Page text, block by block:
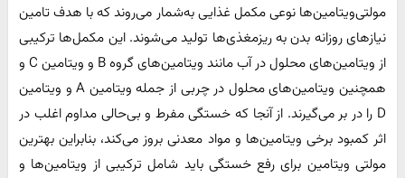
مولتی‌ویتامین‌ها نوعی مکمل غذایی به‌شمار می‌روند که با هدف تامین
نیازهای روزانه بدن به ریزمغذی‌ها تولید می‌شوند. این مکمل‌ها ترکیبی
از ویتامین‌های محلول در آب مانند ویتامین‌های گروه B و ویتامین C و
همچنین ویتامین‌های محلول در چربی از جمله ویتامین A و ویتامین
D را در بر می‌گیرند. از آنجا که خستگی مفرط و بی‌حالی مداوم اغلب در
اثر کمبود برخی ویتامین‌ها و مواد معدنی بروز می‌کند، بنابراین بهترین
مولتی ویتامین برای رفع خستگی باید شامل ترکیبی از ویتامین‌ها و